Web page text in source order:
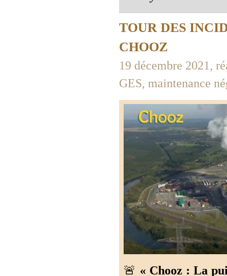
TOUR DES
CHOOZ
19 décembre 2021,
GES, maintenance
🚨 « Chooz : La